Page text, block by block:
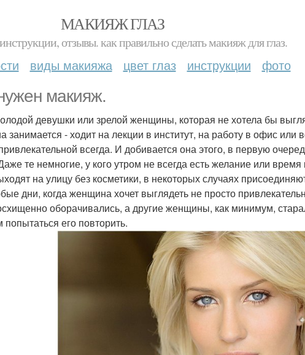
МАКИЯЖ ГЛАЗ
отзывы. как правильно сделать макияж для глаз.
виды макияжа цвет глаз инструкции фото
макияж.
девушки или зрелой женщины, которая не хотела бы
занимается - ходит на лекции в институт, на работу в офис
всегда. И добивается она этого, в первую
те немногие, у кого утром не всегда есть желание или
на улицу без косметики, в некоторых случаях
дни, когда женщина хочет выглядеть не просто
оборачивались, а другие женщины, как минимум,
попытаться его повторить.